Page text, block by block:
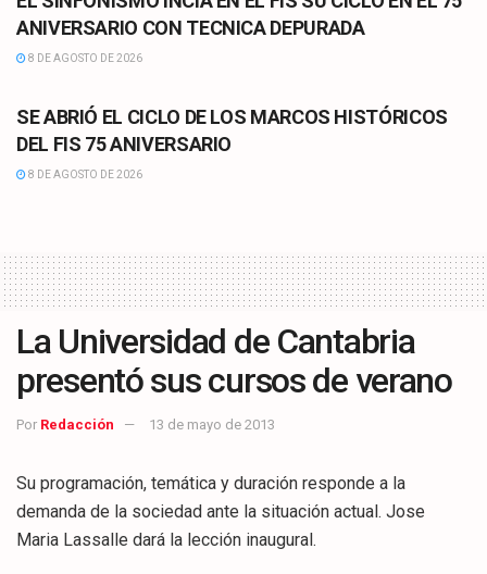
ANIVERSARIO CON TECNICA DEPURADA
8 DE AGOSTO DE 2026
SE ABRIÓ EL CICLO DE LOS MARCOS HISTÓRICOS
DEL FIS 75 ANIVERSARIO
8 DE AGOSTO DE 2026
La Universidad de Cantabria
presentó sus cursos de verano
Por Redacción 13 de mayo de 2013
Su programación, temática y duración responde a la
demanda de la sociedad ante la situación actual. Jose
Maria Lassalle dará la lección inaugural.